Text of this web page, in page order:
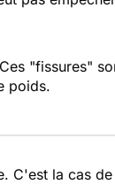
"fissures"
poids.
C'est la cas